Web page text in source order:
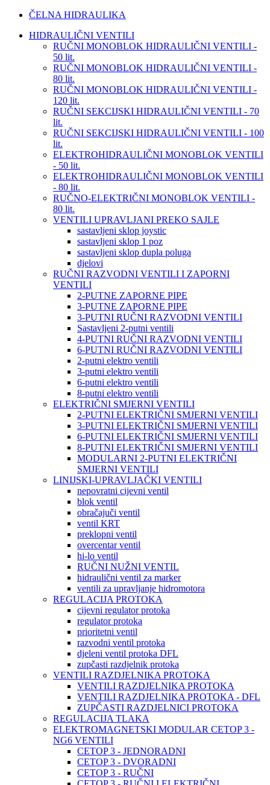
ČELNA HIDRAULIKA
HIDRAULIČNI VENTILI
RUČNI MONOBLOK HIDRAULIČNI VENTILI -
50 lit.
RUČNI MONOBLOK HIDRAULIČNI VENTILI -
80 lit.
RUČNI MONOBLOK HIDRAULIČNI VENTILI -
120 lit.
RUČNI SEKCIJSKI HIDRAULIČNI VENTILI - 70
lit.
RUČNI SEKCIJSKI HIDRAULIČNI VENTILI - 100
lit.
ELEKTROHIDRAULIČNI MONOBLOK VENTILI
- 50 lit.
ELEKTROHIDRAULIČNI MONOBLOK VENTILI
- 80 lit.
RUČNO-ELEKTRIČNI MONOBLOK VENTILI -
80 lit.
VENTILI UPRAVLJANI PREKO SAJLE
sastavljeni sklop joystic
sastavljeni sklop 1 poz
sastavljeni sklop dupla poluga
djelovi
RUČNI RAZVODNI VENTILI I ZAPORNI
VENTILI
2-PUTNE ZAPORNE PIPE
3-PUTNE ZAPORNE PIPE
3-PUTNI RUČNI RAZVODNI VENTILI
Sastavljeni 2-putni ventili
4-PUTNI RUČNI RAZVODNI VENTILI
6-PUTNI RUČNI RAZVODNI VENTILI
2-putni elektro ventili
3-putni elektro ventili
6-putni elektro ventili
8-putni elektro ventili
ELEKTRIČNI SMJERNI VENTILI
2-PUTNI ELEKTRIČNI SMJERNI VENTILI
3-PUTNI ELEKTRIČNI SMJERNI VENTILI
6-PUTNI ELEKTRIČNI SMJERNI VENTILI
8-PUTNI ELEKTRIČNI SMJERNI VENTILI
MODULARNI 2-PUTNI ELEKTRIČNI
SMJERNI VENTILI
LINIJSKI-UPRAVLJAČKI VENTILI
nepovratni cijevni ventil
blok ventil
obračajuči ventil
ventil KRT
preklopni ventil
overcentar ventil
hi-lo ventil
RUČNI NUŽNI VENTIL
hidraulični ventil za marker
ventili za upravljanje hidromotora
REGULACIJA PROTOKA
cijevni regulator protoka
regulator protoka
prioritetni ventil
razvodni ventil protoka
djeleni ventil protoka DFL
zupčasti razdjelnik protoka
VENTILI RAZDJELNIKA PROTOKA
VENTILI RAZDJELNIKA PROTOKA
VENTILI RAZDJELNIKA PROTOKA - DFL
ZUPČASTI RAZDJELNICI PROTOKA
REGULACIJA TLAKA
ELEKTROMAGNETSKI MODULAR CETOP 3 -
NG6 VENTILI
CETOP 3 - JEDNORADNI
CETOP 3 - DVORADNI
CETOP 3 - RUČNI